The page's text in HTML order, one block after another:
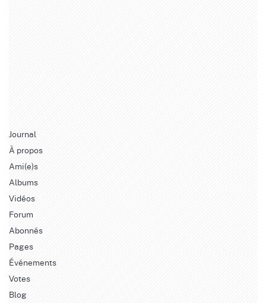
Journal
À propos
Ami(e)s
Albums
Vidéos
Forum
Abonnés
Pages
Événements
Votes
Blog